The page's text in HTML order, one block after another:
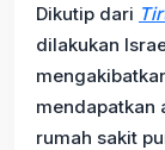
Dikutip dari
dilakukan
mendapatkan
rumah sakit